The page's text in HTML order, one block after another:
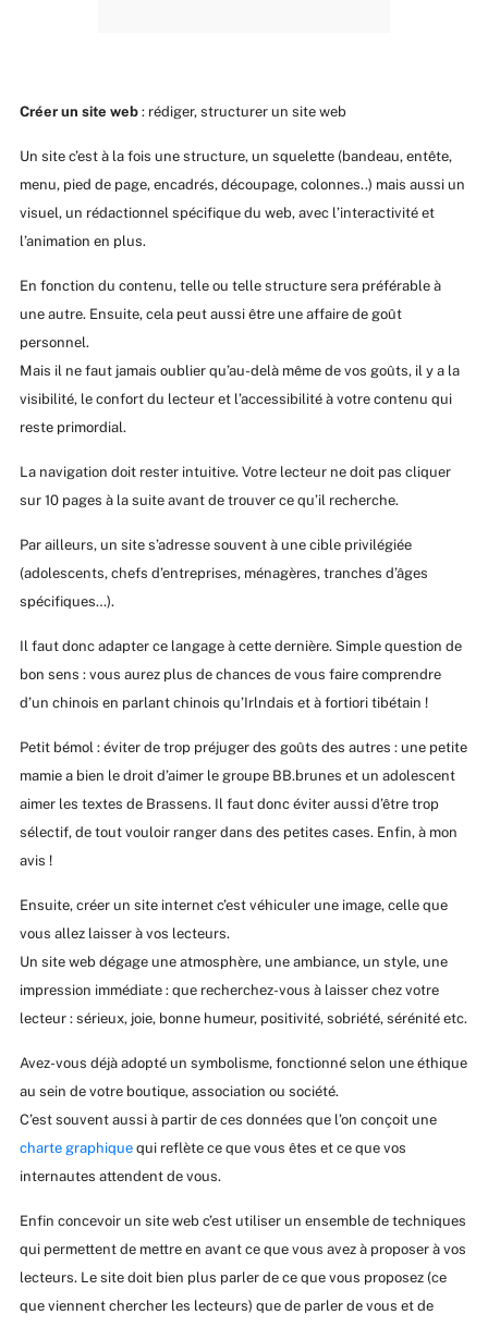
Créer un site web: rédiger, structurer un site web
Un site c’est à la fois une structure, un squelette (bandeau, entête,
menu, pied de page, encadrés, découpage, colonnes..) mais aussi un
visuel, un rédactionnel spécifique du web, avec l’interactivité et
l’animation en plus.
En fonction du contenu, telle ou telle structure sera préférable à
une autre. Ensuite, cela peut aussi être une affaire de goût
personnel.
Mais il ne faut jamais oublier qu’au-delà même de vos goûts, il y a la
visibilité, le confort du lecteur et l’accessibilité à votre contenu qui
reste primordial.
La navigation doit rester intuitive. Votre lecteur ne doit pas cliquer
sur 10 pages à la suite avant de trouver ce qu’il recherche.
Par ailleurs, un site s’adresse souvent à une cible privilégiée
(adolescents, chefs d’entreprises, ménagères, tranches d’âges
spécifiques…).
Il faut donc adapter ce langage à cette dernière. Simple question de
bon sens : vous aurez plus de chances de vous faire comprendre
d’un chinois en parlant chinois qu’Irlndais et à fortiori tibétain !
Petit bémol : éviter de trop préjuger des goûts des autres : une petite
mamie a bien le droit d’aimer le groupe BB.brunes et un adolescent
aimer les textes de Brassens. Il faut donc éviter aussi d’être trop
sélectif, de tout vouloir ranger dans des petites cases. Enfin, à mon
avis !
Ensuite, créer un site internet c’est véhiculer une image, celle que
vous allez laisser à vos lecteurs.
Un site web dégage une atmosphère, une ambiance, un style, une
impression immédiate : que recherchez-vous à laisser chez votre
lecteur : sérieux, joie, bonne humeur, positivité, sobriété, sérénité etc.
Avez-vous déjà adopté un symbolisme, fonctionné selon une éthique
au sein de votre boutique, association ou société.
C’est souvent aussi à partir de ces données que l’on conçoit une
charte graphiquequi reflète ce que vous êtes et ce que vos
internautes attendent de vous.
Enfin concevoir un site web c’est utiliser un ensemble de techniques
qui permettent de mettre en avant ce que vous avez à proposer à vos
lecteurs. Le site doit bien plus parler de ce que vous proposez (ce
que viennent chercher les lecteurs) que de parler de vous et de